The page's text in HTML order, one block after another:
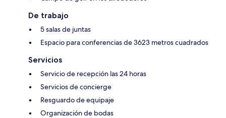
De trabajo
5 salas de juntas
Espacio para conferencias de 3623 metros cuadrados
Servicios
Servicio de recepción las 24 horas
Servicios de concierge
Resguardo de equipaje
Organización de bodas